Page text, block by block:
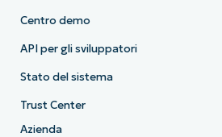
Centro demo
API per gli sviluppatori
Stato del sistema
Trust Center
Azienda